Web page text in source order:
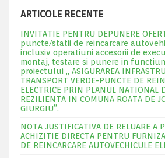
ARTICOLE RECENTE
INVITATIE PENTRU DEPUNERE
puncte/statii de reincarcare
inclusiv operatiuni accesorii de
montaj, testare si punere in
proiectului „ ASIGURAREA
TRANSPORT VERDE-PUNCTE DE
ELECTRICE PRIN PLANUL NATIONAL
REZILIENTA IN COMUNA ROATA DE
GIURGIU”.
NOTA JUSTIFICATIVA DE RELUARE A
ACHIZITIE DIRECTA PENTRU
DE REINCARCARE AUTOVECHICULE